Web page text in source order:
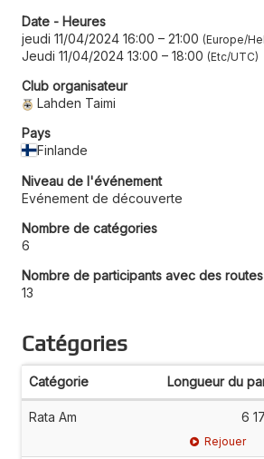
Date - Heures
jeudi 11/04/2024 16:00 – 21:00 Europe/
Jeudi 11/04/2024 13:00 – 18:00 Etc/UTC
Club organisateur
Lahden Taimi
Pays
Finlande
Niveau de l'événement
Evénement de découverte
Nombre de catégories
6
Nombre de participants avec des routes
13
Catégories
Catégorie Longueur du
Rata Am 6
Rejouer